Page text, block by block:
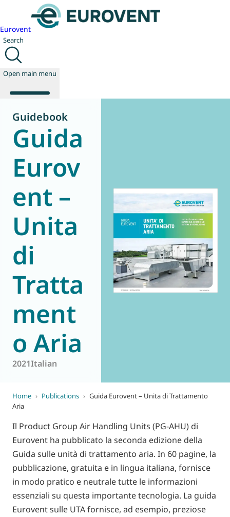
Eurovent
Search
Open main menu
About us
Publications
News
Technology
Policy
World of
Eurovent
Guidebook
Guida
Eurov
ent –
Unita
di
Tratta
ment
o Aria
2021Italian
Home › Publications › Guida Eurovent – Unita di Trattamento
Aria
Il Product Group Air Handling Units (PG-AHU) di
Eurovent ha pubblicato la seconda edizione della
Guida sulle unità di trattamento aria. In 60 pagine, la
pubblicazione, gratuita e in lingua italiana, fornisce
in modo pratico e neutrale tutte le informazioni
essenziali su questa importante tecnologia. La guida
Eurovent sulle UTA fornisce, ad esempio, preziose